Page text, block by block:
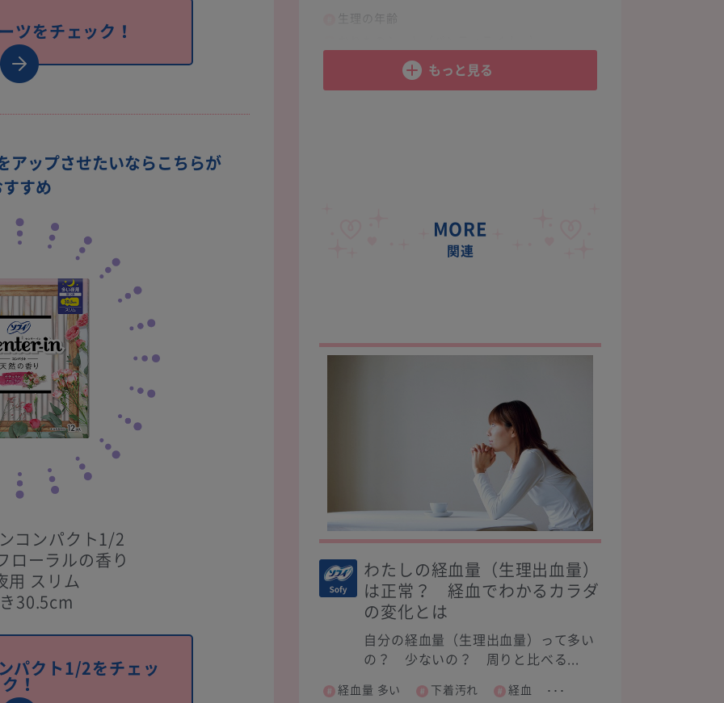
ツをチェック！
アップさせたいならこちらが
すすめ
コンパクト1/2
ローラルの香り
用 スリム
30.5cm
パクト1/2をチェッ
ク！
生理の年齢
生理のきほん
･･･
もっと見る
MORE
関連
わたしの経血量（生理出血量）
は正常？ 経血でわかるカラダ
の変化とは
自分の経血量（生理出血量）って多い
の？ 少ないの？ 周りと比べる...
経血量 多い 下着汚れ 経血 ･･･